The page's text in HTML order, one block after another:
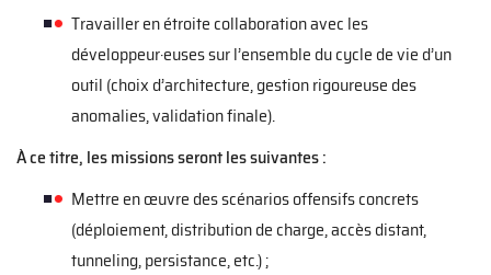
Travailler en étroite collaboration avec les
développeur·euses sur l’ensemble du cycle de vie d’un
outil (choix d’architecture, gestion rigoureuse des
anomalies, validation finale).
À ce titre, les missions seront les suivantes :
Mettre en œuvre des scénarios offensifs concrets
(déploiement, distribution de charge, accès distant,
tunneling, persistance, etc.) ;